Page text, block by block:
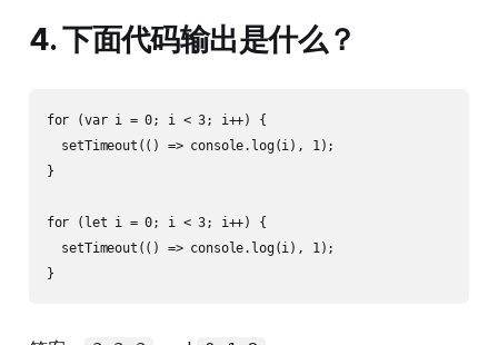
4. 下面代码输出是什么？
for (var i = 0; i < 3; i++) {
  setTimeout(() => console.log(i), 1);
}
for (let i = 0; i < 3; i++) {
  setTimeout(() => console.log(i), 1);